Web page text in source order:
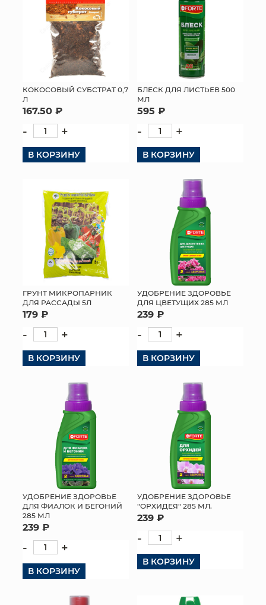
КОКОСОВЫЙ СУБСТРАТ 0,7
Л
167.50 ₽
- +
В КОРЗИНУ
БЛЕСК ДЛЯ ЛИСТЬЕВ 500
МЛ
595 ₽
- +
В КОРЗИНУ
ГРУНТ МИКРОПАРНИК
ДЛЯ РАССАДЫ 5Л
179 ₽
- +
В КОРЗИНУ
УДОБРЕНИЕ ЗДОРОВЬЕ
ДЛЯ ЦВЕТУЩИХ 285 МЛ
239 ₽
- +
В КОРЗИНУ
УДОБРЕНИЕ ЗДОРОВЬЕ
ДЛЯ ФИАЛОК И БЕГОНИЙ
285 МЛ
239 ₽
- +
В КОРЗИНУ
УДОБРЕНИЕ ЗДОРОВЬЕ
"ОРХИДЕЯ" 285 МЛ.
239 ₽
- +
В КОРЗИНУ